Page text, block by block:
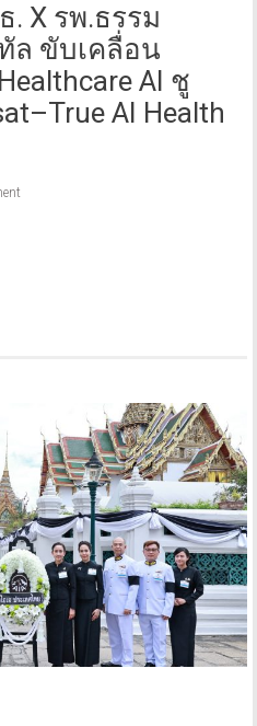
X รพ.ธรรม
ล ขับเคลื่อน
AI ชู
AI Health